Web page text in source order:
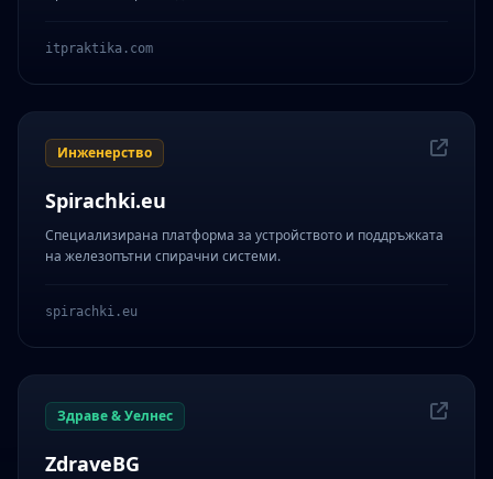
itpraktika.com
Инженерство
Spirachki.eu
Специализирана платформа за устройството и поддръжката
на железопътни спирачни системи.
spirachki.eu
Здраве & Уелнес
ZdraveBG